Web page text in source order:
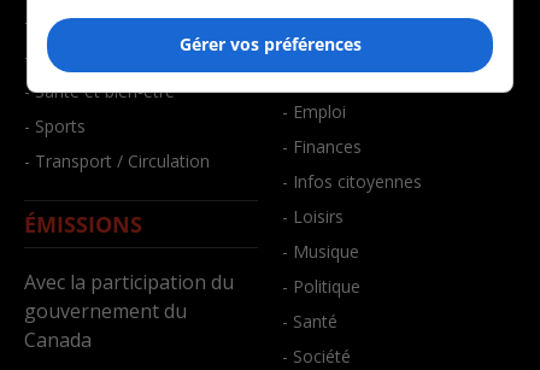
- Environnement
- Faits divers
- Santé et bien-être
- Sports
- Transport / Circulation
ÉMISSIONS
Avec la participation du
gouvernement du
Canada
- Art de vivre
- Bien-être
- Emploi
- Finances
- Infos citoyennes
- Loisirs
- Musique
- Politique
- Santé
- Société
Gérer vos préférences